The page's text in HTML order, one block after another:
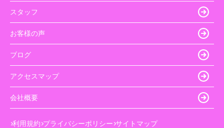
スタッフ
お客様の声
ブログ
アクセスマップ
会社概要
利用規約 プライバシーポリシー サイトマップ